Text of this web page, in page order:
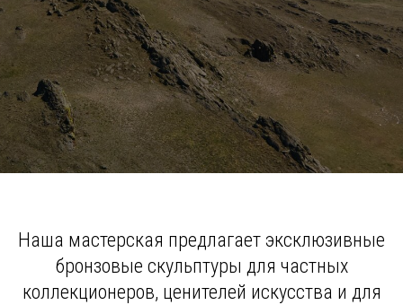
Наша мастерская предлагает эксклюзивные
бронзовые скульптуры для частных
коллекционеров, ценителей искусства и для